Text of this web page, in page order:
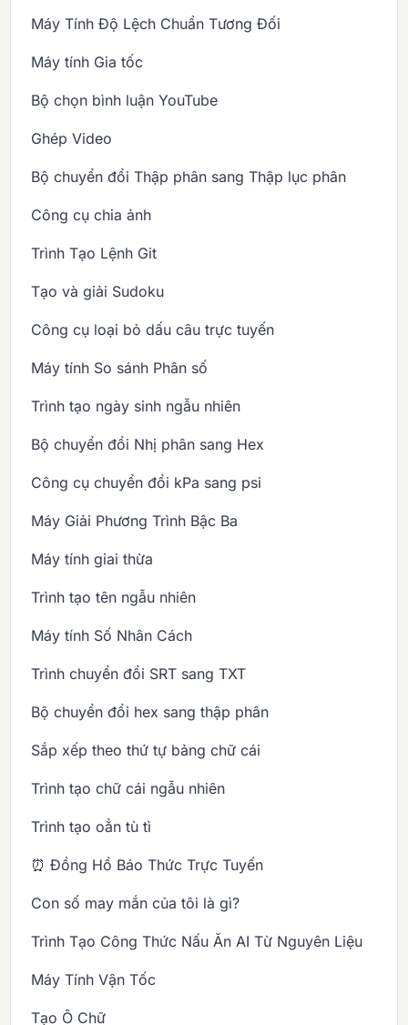
Máy Tính Độ Lệch Chuẩn Tương Đối
Máy tính Gia tốc
Bộ chọn bình luận YouTube
Ghép Video
Bộ chuyển đổi Thập phân sang Thập lục phân
Công cụ chia ảnh
Trình Tạo Lệnh Git
Tạo và giải Sudoku
Công cụ loại bỏ dấu câu trực tuyến
Máy tính So sánh Phân số
Trình tạo ngày sinh ngẫu nhiên
Bộ chuyển đổi Nhị phân sang Hex
Công cụ chuyển đổi kPa sang psi
Máy Giải Phương Trình Bậc Ba
Máy tính giai thừa
Trình tạo tên ngẫu nhiên
Máy tính Số Nhân Cách
Trình chuyển đổi SRT sang TXT
Bộ chuyển đổi hex sang thập phân
Sắp xếp theo thứ tự bảng chữ cái
Trình tạo chữ cái ngẫu nhiên
Trình tạo oẳn tù tì
⏰ Đồng Hồ Báo Thức Trực Tuyến
Con số may mắn của tôi là gì?
Trình Tạo Công Thức Nấu Ăn AI Từ Nguyên Liệu
Máy Tính Vận Tốc
Tạo Ô Chữ